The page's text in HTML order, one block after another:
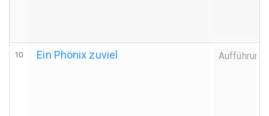
10 Ein Phönix zuviel Aufführung